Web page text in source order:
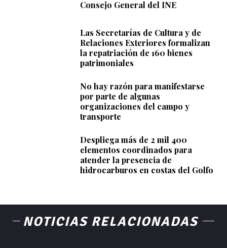
Consejo General del INE
Las Secretarías de Cultura y de
Relaciones Exteriores formalizan
la repatriación de 160 bienes
patrimoniales
No hay razón para manifestarse
por parte de algunas
organizaciones del campo y
transporte
Despliega más de 2 mil 400
elementos coordinados para
atender la presencia de
hidrocarburos en costas del Golfo
NOTICIAS RELACIONADAS